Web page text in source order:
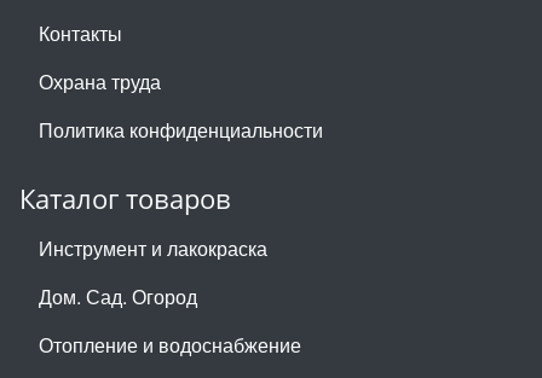
Контакты
Охрана труда
Политика конфиденциальности
Каталог товаров
Инструмент и лакокраска
Дом. Сад. Огород
Отопление и водоснабжение